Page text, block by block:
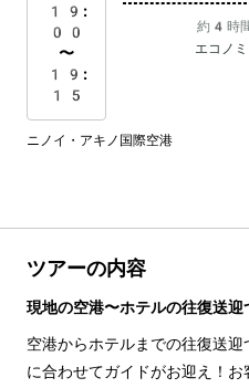
19:
00
〜
19:
15
約4時
エコノ
ニノイ・アキノ国際空港
ツアーの内容
現地の空港〜ホテルの往復送
空港からホテルまでの往復送
に合わせてガイドがお迎え！